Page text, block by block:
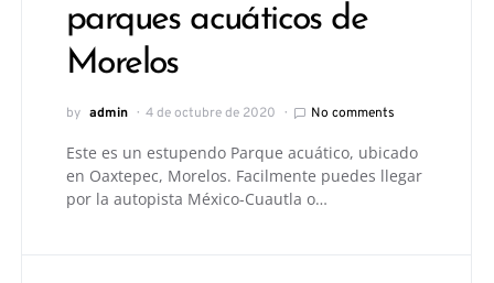
parques acuáticos de
Morelos
by admin 4 de octubre de 2020 No comments
Este es un estupendo Parque acuático, ubicado
en Oaxtepec, Morelos. Facilmente puedes llegar
por la autopista México-Cuautla o…